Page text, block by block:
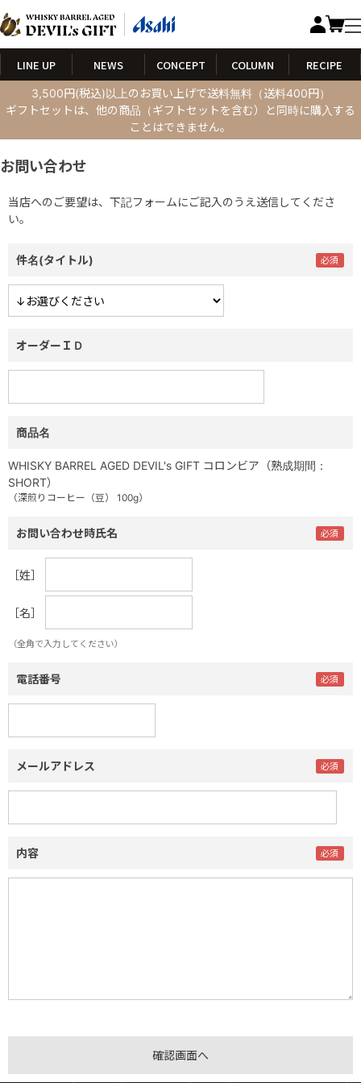
LINE UP NEWS CONCEPT COLUMN RECIPE
3,500円(税込)以上のお買い上げで送料無料（送料400円）
ギフトセットは、他の商品（ギフトセットを含む）と同時に購入する
ことはできません。
お問い合わせ
当店へのご要望は、下記フォームにご記入のうえ送信してくださ
い。
件名(タイトル)
オーダーＩＤ
商品名
WHISKY BARREL AGED DEVIL's GIFT コロンビア（熟成期間：
SHORT）
（深煎りコーヒー（豆） 100g）
お問い合わせ時氏名
［姓］
［名］
（全角で入力してください）
電話番号
メールアドレス
内容